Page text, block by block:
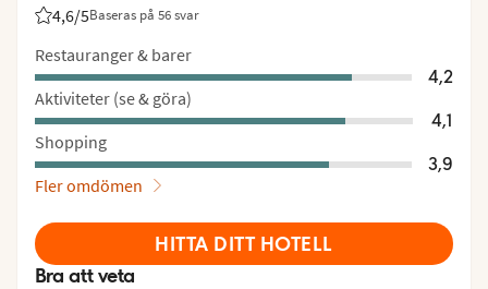
4,6/5Baseras på 56 svar
Betyg från Vings gäster: 4.6/5
Restauranger & barer
4,2
Aktiviteter (se & göra)
4,1
Shopping
3,9
Fler omdömen
HITTA DITT HOTELL
Bra att veta